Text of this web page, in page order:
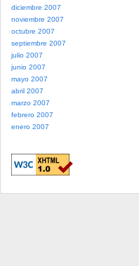
diciembre 2007
noviembre 2007
octubre 2007
septiembre 2007
julio 2007
junio 2007
mayo 2007
abril 2007
marzo 2007
febrero 2007
enero 2007